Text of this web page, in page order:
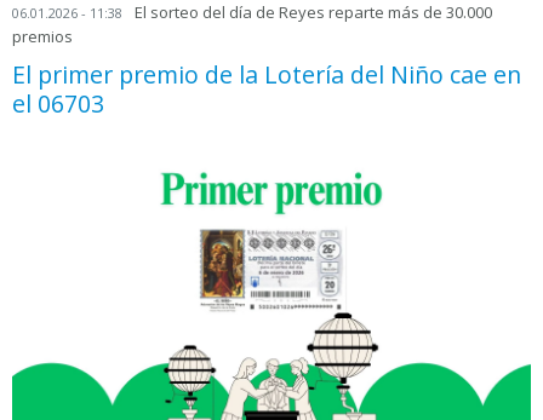
06.01.2026 - 11:38
El sorteo del día de Reyes reparte más de 30.000
premios
El primer premio de la Lotería del Niño cae en
el 06703